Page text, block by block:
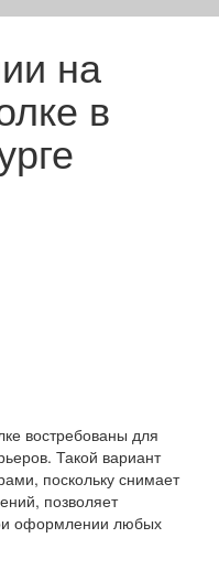
на
в
востребованы для
Такой вариант
поскольку снимает
позволяет
оформлении любых